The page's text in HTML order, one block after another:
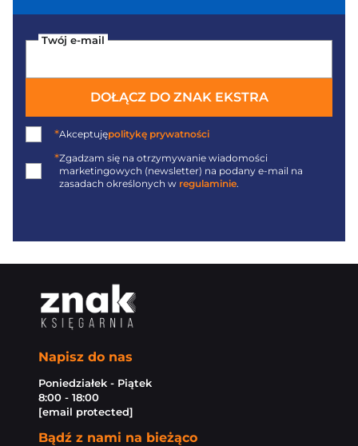
Twój e-mail
DOŁĄCZ DO ZNAK EKSTRA
*Akceptujępolitykę prywatności
*Zgadzam się na otrzymywanie wiadomości
marketingowych (newsletter) na podany e-mail na
zasadach określonych w regulaminie.
Napisz do nas
Poniedziałek - Piątek
8:00 - 18:00
[email protected]
Bądź z nami na bieżąco